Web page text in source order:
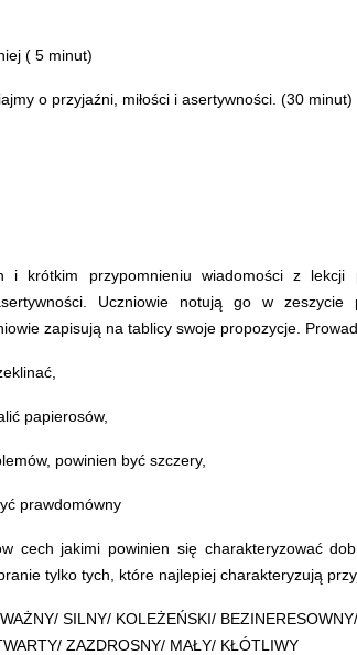
( 5 minut)
o przyjaźni, miłości i asertywności. (30 minut)
i krótkim przypomnieniu wiadomości z
Uczniowie notują go w
zapisują na tablicy swoje propozycje.
papierosów,
powinien być szczery,
prawdomówny
cech jakimi powinien się charakteryzować
tylko tych, które najlepiej charakteryzują
SILNY/ KOLEŻEŃSKI/
ZAZDROSNY/ MAŁY/ KŁÓTLIWY